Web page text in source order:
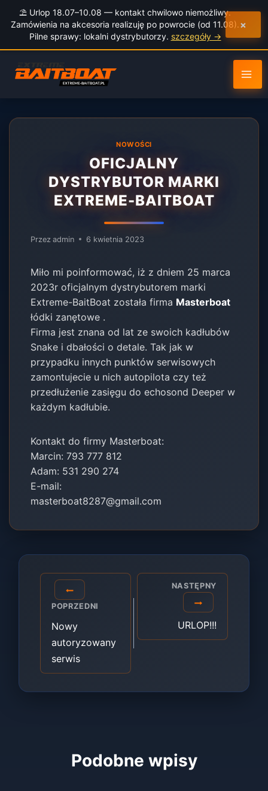
⛱️ Urlop 18.07–10.08 — kontakt chwilowo niemożliwy.
Zamówienia na akcesoria realizuję po powrocie (od 11.08).
Pilne sprawy: lokalni dystrybutorzy. szczegóły →
×
do
treści
NOWOŚCI
OFICJALNY
DYSTRYBUTOR MARKI
EXTREME-BAITBOAT
Przez admin 6 kwietnia 2023
Miło mi poinformować, iż z dniem 25 marca
2023r oficjalnym dystrybutorem marki
Extreme-BaitBoat została firma Masterboat
łódki zanętowe .
Firma jest znana od lat ze swoich kadłubów
Snake i dbałości o detale. Tak jak w
przypadku innych punktów serwisowych
zamontujecie u nich autopilota czy też
przedłużenie zasięgu do echosond Deeper w
każdym kadłubie.
Kontakt do firmy Masterboat:
Marcin: 793 777 812
Adam: 531 290 274
E-mail:
masterboat8287@gmail.com
Nawigacja
wpisu
POPRZEDNI
Nowy
autoryzowany
serwis
NASTĘPNY
URLOP!!!
Podobne wpisy